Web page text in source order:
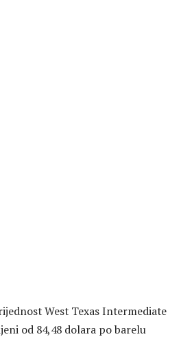
West Texas Intermediate
od 84,48 dolara po barelu